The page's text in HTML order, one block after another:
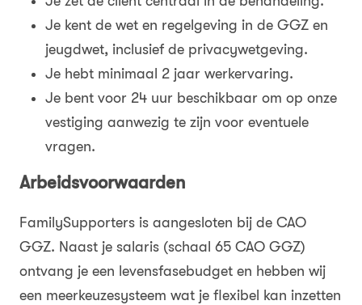
Je kent de wet en regelgeving in de GGZ en
jeugdwet, inclusief de privacywetgeving.
Je hebt minimaal 2 jaar werkervaring.
Je bent voor 24 uur beschikbaar om op onze
vestiging aanwezig te zijn voor eventuele
vragen.
Arbeidsvoorwaarden
FamilySupporters is aangesloten bij de CAO
GGZ. Naast je salaris (schaal 65 CAO GGZ)
ontvang je een levensfasebudget en hebben wij
een meerkeuzesysteem wat je flexibel kan inzetten